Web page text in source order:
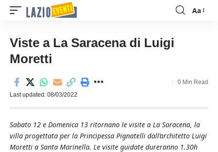
Font
Aa
Viste a La Saracena di Luigi
Moretti
Last updated: 08/03/2022
0 Min Read
Sabato 12 e Domenica 13 ritornano le visite a La Saracena, la
villa progettata per la Principessa Pignatelli dall’architetto Luigi
Moretti a Santa Marinella. Le visite guidate dureranno 1.30h